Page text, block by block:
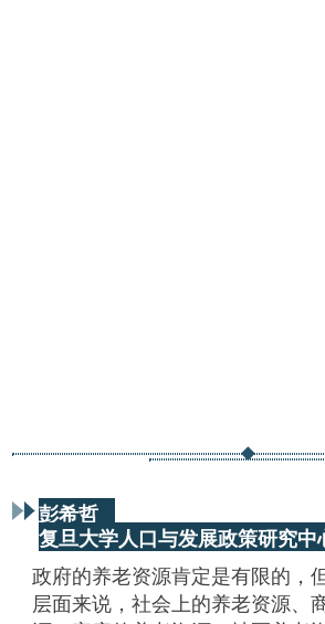
彭希哲
复旦大学人口与发展政策研究中
政府的养老资源肯定是有限的，
层面来说，社会上的养老资源、